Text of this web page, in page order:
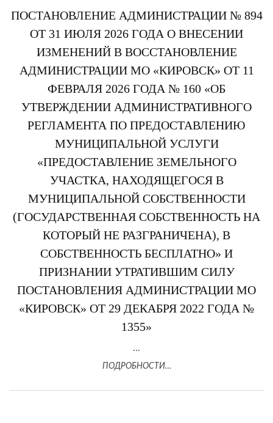
ПОСТАНОВЛЕНИЕ АДМИНИСТРАЦИИ № 894
ОТ 31 ИЮЛЯ 2026 ГОДА О ВНЕСЕНИИ
ИЗМЕНЕНИЙ В ВОССТАНОВЛЕНИЕ
АДМИНИСТРАЦИИ МО «КИРОВСК» ОТ 11
ФЕВРАЛЯ 2026 ГОДА № 160 «ОБ
УТВЕРЖДЕНИИ АДМИНИСТРАТИВНОГО
РЕГЛАМЕНТА ПО ПРЕДОСТАВЛЕНИЮ
МУНИЦИПАЛЬНОЙ УСЛУГИ
«ПРЕДОСТАВЛЕНИЕ ЗЕМЕЛЬНОГО
УЧАСТКА, НАХОДЯЩЕГОСЯ В
МУНИЦИПАЛЬНОЙ СОБСТВЕННОСТИ
(ГОСУДАРСТВЕННАЯ СОБСТВЕННОСТЬ НА
КОТОРЫЙ НЕ РАЗГРАНИЧЕНА), В
СОБСТВЕННОСТЬ БЕСПЛАТНО» И
ПРИЗНАНИИ УТРАТИВШИМ СИЛУ
ПОСТАНОВЛЕНИЯ АДМИНИСТРАЦИИ МО
«КИРОВСК» ОТ 29 ДЕКАБРЯ 2022 ГОДА №
1355»
...
ПОДРОБНОСТИ…